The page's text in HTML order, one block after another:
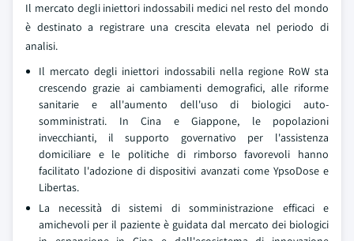
Il mercato degli iniettori indossabili medici nel resto del mondo
è destinato a registrare una crescita elevata nel periodo di
analisi.
Il mercato degli iniettori indossabili nella regione RoW sta
crescendo grazie ai cambiamenti demografici, alle riforme
sanitarie e all'aumento dell'uso di biologici auto-
somministrati. In Cina e Giappone, le popolazioni
invecchianti, il supporto governativo per l'assistenza
domiciliare e le politiche di rimborso favorevoli hanno
facilitato l'adozione di dispositivi avanzati come YpsoDose e
Libertas.
La necessità di sistemi di somministrazione efficaci e
amichevoli per il paziente è guidata dal mercato dei biologici